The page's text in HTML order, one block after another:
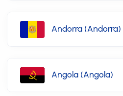
Andorra (Andorra)
Angola (Angola)